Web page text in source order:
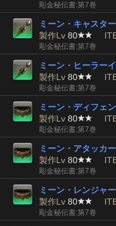
彫金秘伝書:第7巻
ミーン・キャスタ
製作Lv 80
彫金秘伝書:第7巻
ミーン・ヒーラー
製作Lv 80
彫金秘伝書:第7巻
ミーン・ディフェ
製作Lv 80
彫金秘伝書:第7巻
ミーン・アタッカ
製作Lv 80
彫金秘伝書:第7巻
ミーン・レンジャ
製作Lv 80
彫金秘伝書:第7巻